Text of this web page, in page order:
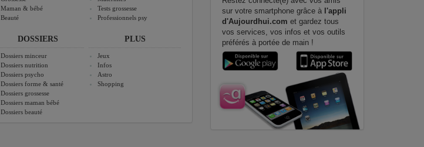
Maman & bébé
Beauté
DOSSIERS
Dossiers minceur
Dossiers nutrition
Dossiers psycho
Dossiers forme & santé
Dossiers grossesse
Dossiers maman bébé
Dossiers beauté
Tests grossesse
Professionnels psy
PLUS
Jeux
Infos
Astro
Shopping
sur votre smartphone grâce à l'appli
d'Aujourdhui.com et gardez tous
vos services, vos infos et vos outils
préférés à portée de main !